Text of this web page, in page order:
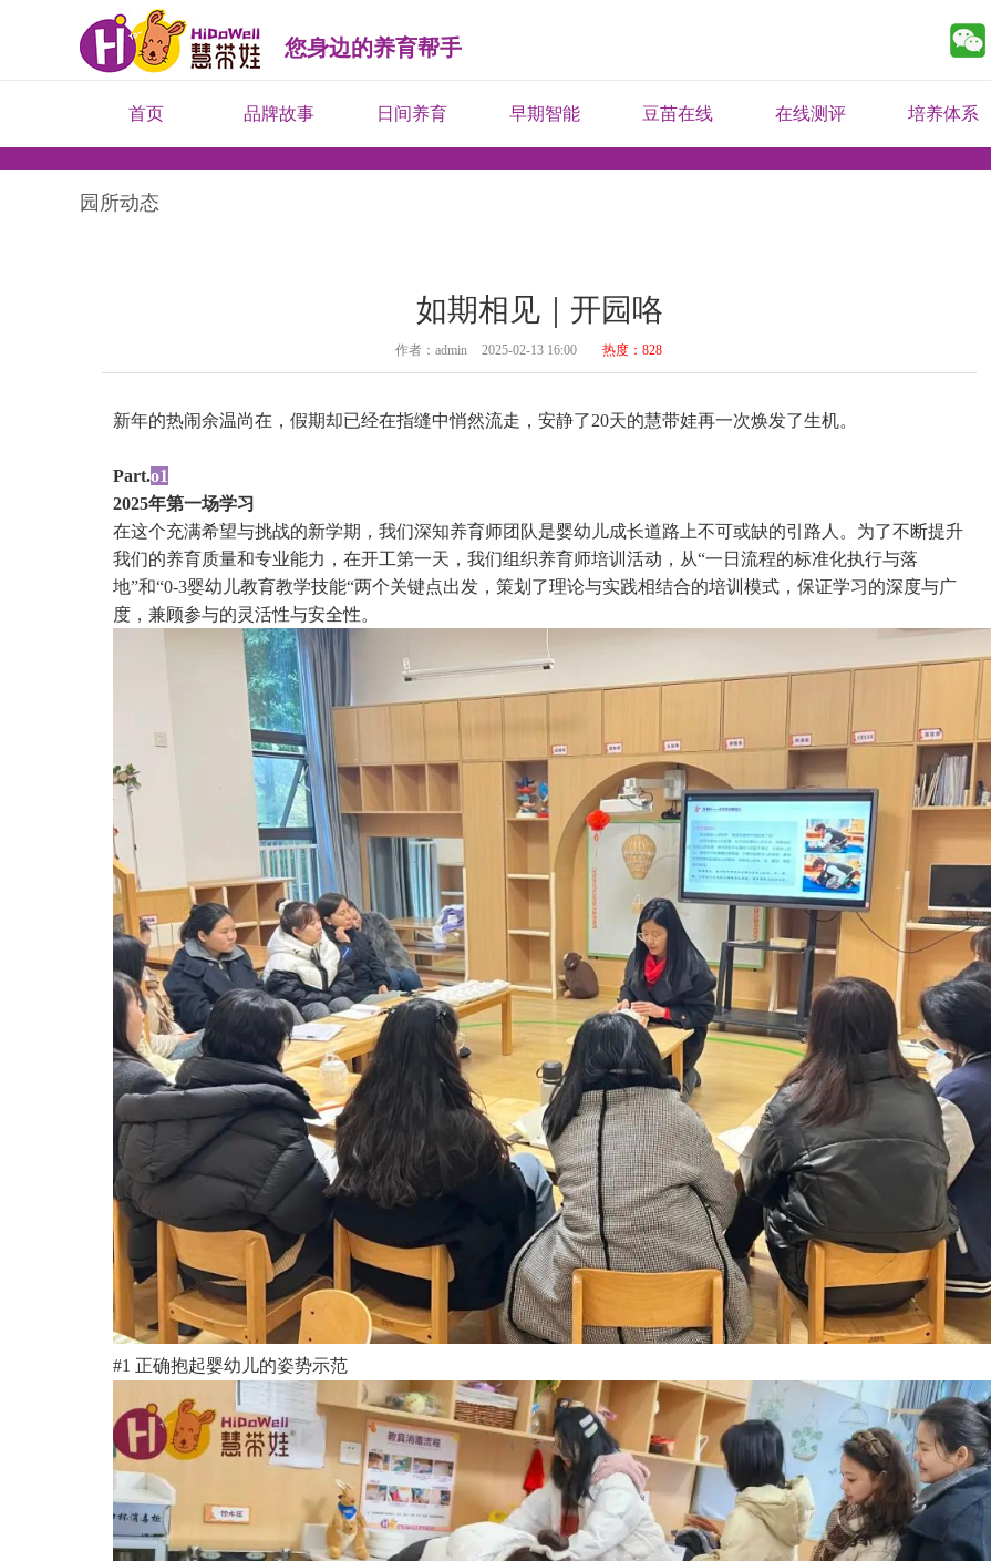
您身边的养育帮手
首页 品牌故事 日间养育 早期智能 豆苗在线 在线测评 培养体系
园所动态
如期相见｜开园咯
作者：admin 2025-02-13 16:00 热度：828
新年的热闹余温尚在，假期却已经在指缝中悄然流走，安静了20天的慧带娃再一次焕发了生机。
Part.o1
2025年第一场学习
在这个充满希望与挑战的新学期，我们深知养育师团队是婴幼儿成长道路上不可或缺的引路人。为了不断提升
我们的养育质量和专业能力，在开工第一天，我们组织养育师培训活动，从“一日流程的标准化执行与落
地”和“0-3婴幼儿教育教学技能“两个关键点出发，策划了理论与实践相结合的培训模式，保证学习的深度与广
度，兼顾参与的灵活性与安全性。
#1 正确抱起婴幼儿的姿势示范